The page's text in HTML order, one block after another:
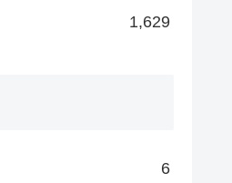
1,629
6